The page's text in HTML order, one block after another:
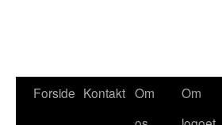
Forside Kontakt Om
Om